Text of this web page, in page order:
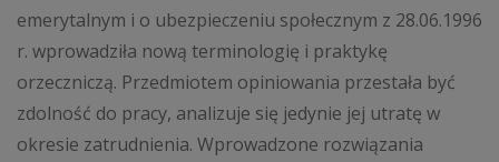
emerytalnym i o ubezpieczeniu społecznym z 28.06.1996
r. wprowadziła nową terminologię i praktykę
orzeczniczą. Przedmiotem opiniowania przestała być
zdolność do pracy, analizuje się jedynie jej utratę w
okresie zatrudnienia. Wprowadzone rozwiązania